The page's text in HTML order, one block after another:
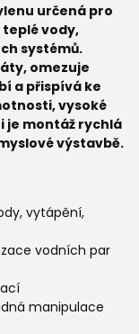
určená pro
vody,
systémů.
omezuje
a přispívá ke
vysoké
je montáž rychlá
výstavbě.
vytápění,
vodních par
manipulace